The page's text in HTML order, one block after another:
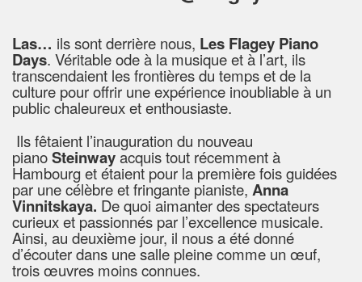
Las… ils sont derrière nous, Les Flagey Piano
Days. Véritable ode à la musique et à l’art, ils
transcendaient les frontières du temps et de la
culture pour offrir une expérience inoubliable à un
public chaleureux et enthousiaste.
Ils fêtaient l’inauguration du nouveau
pianoSteinwayacquis tout récemment à
Hambourg et étaient pour la première fois guidées
par une célèbre et fringante pianiste, Anna
Vinnitskaya. De quoi aimanter des spectateurs
curieux et passionnés par l’excellence musicale.
Ainsi, au deuxième jour, il nous a été donné
d’écouter dans une salle pleine comme un œuf,
trois œuvres moins connues.